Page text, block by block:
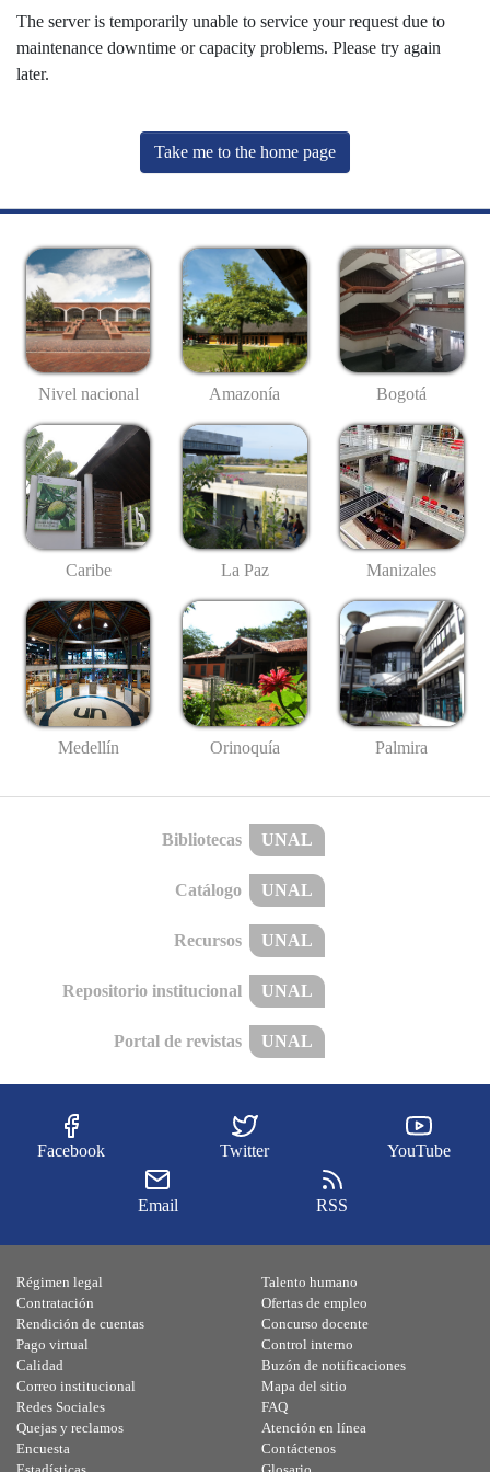
The server is temporarily unable to service your request due to
maintenance downtime or capacity problems. Please try again
later.
Take me to the home page
Nivel nacional Amazonía Bogotá
Caribe La Paz Manizales
Medellín Orinoquía Palmira
Bibliotecas UNAL
Catálogo UNAL
Recursos UNAL
Repositorio institucional UNAL
Portal de revistas UNAL
Facebook Twitter YouTube
Email RSS
Régimen legal
Contratación
Rendición de cuentas
Pago virtual
Calidad
Talento humano
Ofertas de empleo
Concurso docente
Control interno
Buzón de notificaciones
Correo institucional
Redes Sociales
Quejas y reclamos
Encuesta
Mapa del sitio
FAQ
Atención en línea
Contáctenos